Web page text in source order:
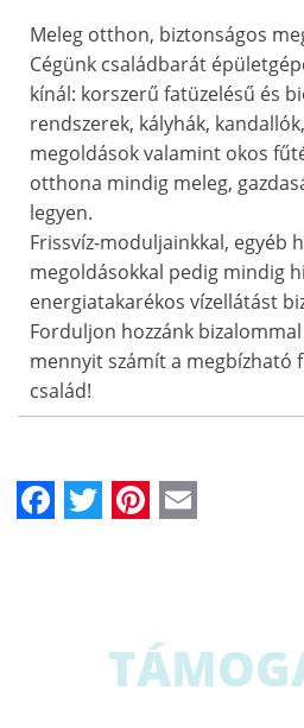
Meleg otthon, biztonságos
Cégünk családbarát
kínál: korszerű fatüzelésű és
rendszerek, kályhák,
megoldások valamint okos
otthona mindig meleg,
legyen.
Frissvíz-moduljainkkal, egyéb
megoldásokkal pedig mindig
energiatakarékos vízellátást
Forduljon hozzánk
mennyit számít a megbízható
család!
Facebook
TwitterPinterest